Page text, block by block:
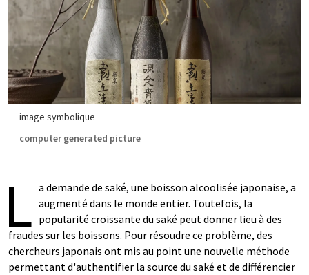
image symbolique
computer generated picture
L a demande de saké, une boisson alcoolisée japonaise, a
augmenté dans le monde entier. Toutefois, la
popularité croissante du saké peut donner lieu à des
fraudes sur les boissons. Pour résoudre ce problème, des
chercheurs japonais ont mis au point une nouvelle méthode
permettant d'authentifier la source du saké et de différencier